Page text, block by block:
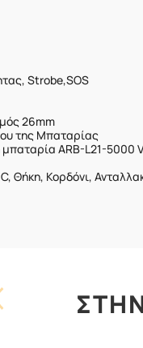
Strobe,SOS
26mm
της Μπαταρίας
ARB-L21-5000
Θήκη, Κορδόνι,